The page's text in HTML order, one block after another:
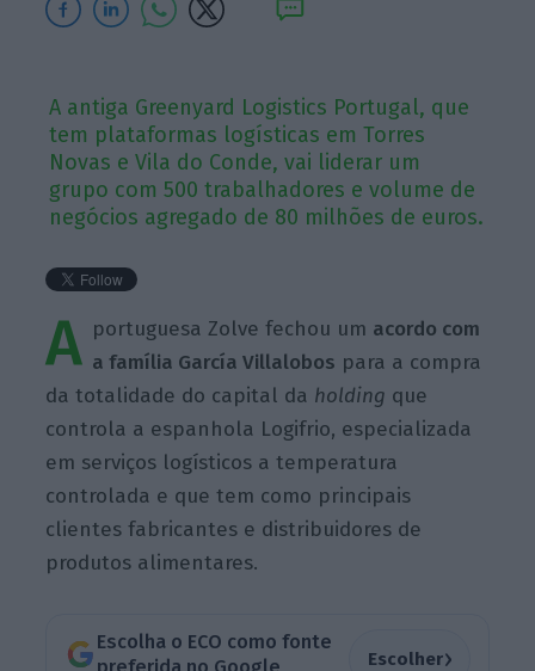
A antiga Greenyard Logistics Portugal, que
tem plataformas logísticas em Torres
Novas e Vila do Conde, vai liderar um
grupo com 500 trabalhadores e volume de
negócios agregado de 80 milhões de euros.
A portuguesa Zolve fechou um acordo com
a família García Villalobos para a compra
da totalidade do capital da holding que
controla a espanhola Logifrio, especializada
em serviços logísticos a temperatura
controlada e que tem como principais
clientes fabricantes e distribuidores de
produtos alimentares.
Escolha o ECO como fonte
Escolher›